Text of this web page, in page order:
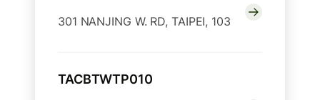
301 NANJING W. RD, TAIPEI, 103
TACBTWTP010